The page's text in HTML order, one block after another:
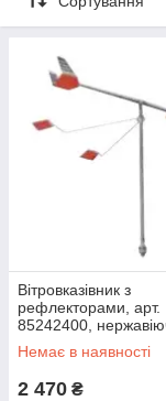
Вітровказівник з
рефлекторами, арт.
85242400,
А2, 400мм
Немає в наявності
2 470 ₴